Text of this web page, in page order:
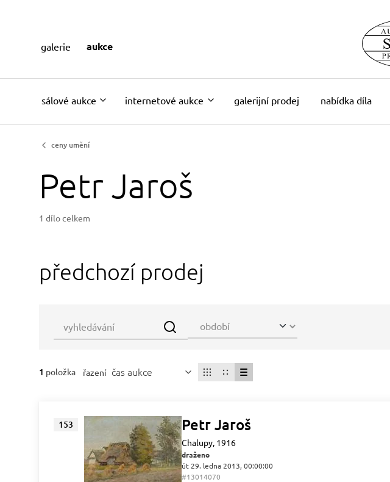
sálové aukce internetové aukce galerijní prodej nabídka díla
galerie aukce
ceny umění
Petr Jaroš
1 dílo celkem
předchozí prodej
1 položka řazení čas aukce
153 Petr Jaroš
Chalupy, 1916
draženo
út 29. ledna 2013, 00:00:00
#13014070